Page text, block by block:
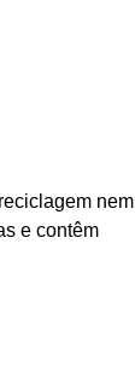
nem
e contêm